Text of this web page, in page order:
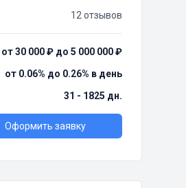
12 отзывов
от 30 000 ₽ до 5 000 000 ₽
от 0.06% до 0.26% в день
31 - 1825 дн.
Оформить заявку